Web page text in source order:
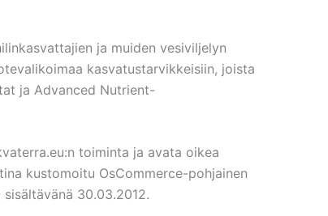
ja muiden vesiviljelyn
kasvatustarvikkeisiin, joista
ja Advanced Nutrient-
toiminta ja avata oikea
kustomoitu OsCommerce-pohjainen
30.03.2012.